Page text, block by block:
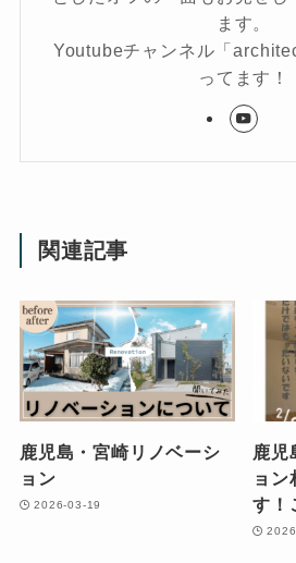
ます。
Youtubeチャンネル「
ってます！
関連記事
鹿児島・宮崎リノベーシ
ョン
2026-03-19
鹿児
ョン
す！